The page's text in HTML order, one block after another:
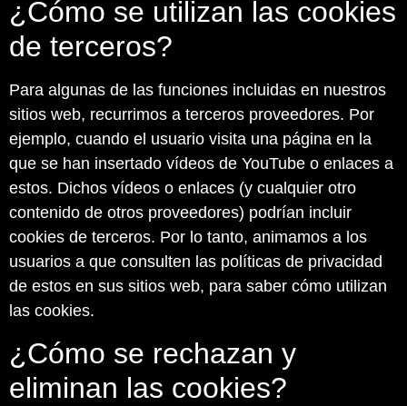
¿Cómo se utilizan las cookies
de terceros?
Para algunas de las funciones incluidas en nuestros
sitios web, recurrimos a terceros proveedores. Por
ejemplo, cuando el usuario visita una página en la
que se han insertado vídeos de YouTube o enlaces a
estos. Dichos vídeos o enlaces (y cualquier otro
contenido de otros proveedores) podrían incluir
cookies de terceros. Por lo tanto, animamos a los
usuarios a que consulten las políticas de privacidad
de estos en sus sitios web, para saber cómo utilizan
las cookies.
¿Cómo se rechazan y
eliminan las cookies?